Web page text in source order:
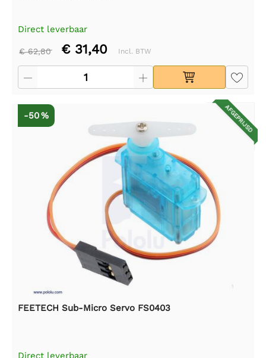
Direct leverbaar
€ 62,80 € 31,40 Incl. BTW
AFGEPRIJSD
-50 %
FEETECH Sub-Micro Servo FS0403
Direct leverbaar